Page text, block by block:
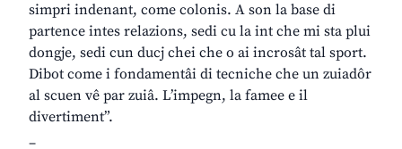
simpri indenant, come colonis. A son la base di
partence intes relazions, sedi cu la int che mi sta plui
dongje, sedi cun ducj chei che o ai incrosât tal sport.
Dibot come i fondamentâi di tecniche che un zuiadôr
al scuen vê par zuiâ. L’impegn, la famee e il
divertiment”.
_